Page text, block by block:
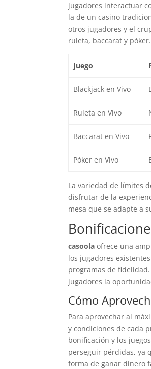
jugadores interactuar
la de un casino
otros jugadores y el
ruleta, baccarat y póker.
Juego
Blackjack en Vivo
Ruleta en Vivo
Baccarat en Vivo
Póker en Vivo
La variedad de límites
disfrutar de la
mesa que se adapte a
casoola ofrece una
los jugadores
programas de
jugadores la
Cómo
Para aprovechar al
y condiciones de cada
bonificación y los
perseguir pérdidas, ya
forma de ganar dinero